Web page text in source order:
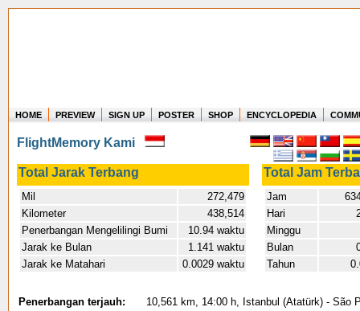
Where in the world have you flown?
How long have you been in the air?
Create your own FlightMemory and see!
HOME PREVIEW SIGN UP POSTER SHOP ENCYCLOPEDIA
FlightMemory Kami
Total Jarak Terbang Total Jam
Mil
272,479
Kilometer
438,514
Penerbangan Mengelilingi Bumi
10.94 waktu
Jarak ke Bulan
1.141 waktu
Jarak ke Matahari
0.0029 waktu
Jam
Hari
Minggu
Bulan
Tahun
Penerbangan terjauh:
10,561 km, 14:00 h, Istanbul (Atatürk) - São